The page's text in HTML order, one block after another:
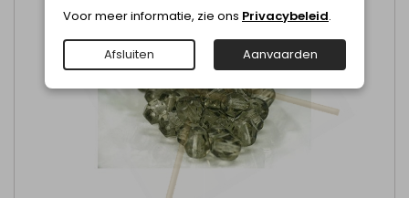
Voor meer informatie, zie ons Privacybeleid.
Afsluiten Aanvaarden